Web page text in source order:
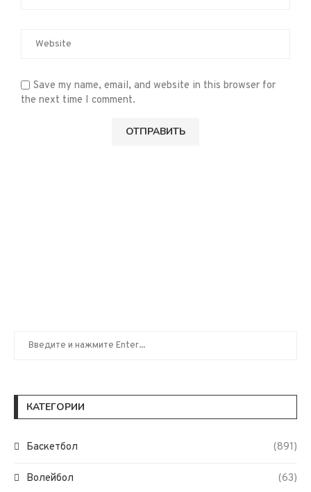
Save my name, email, and website in this browser for
the next time I comment.
КАТЕГОРИИ
Баскетбол (891)
Волейбол (63)